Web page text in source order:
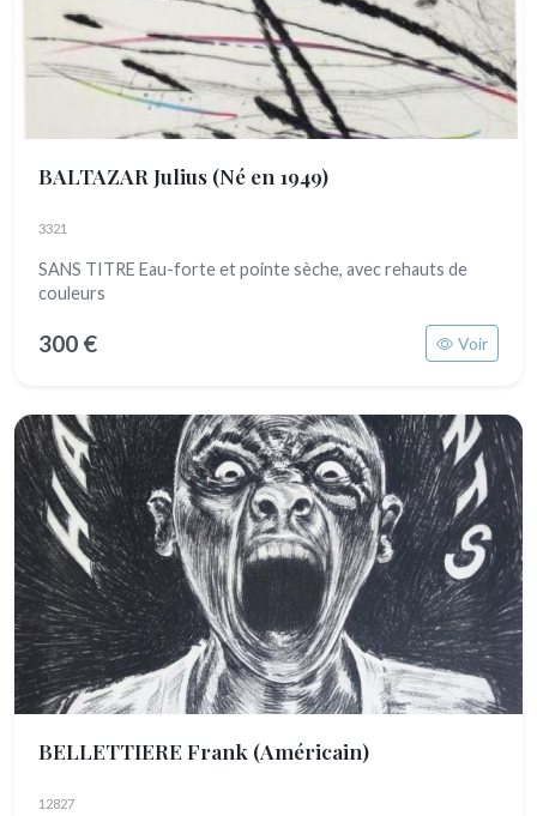
BALTAZAR Julius (Né en 1949)
3321
SANS TITRE Eau-forte et pointe sèche, avec rehauts de
couleurs
300 € Voir
BELLETTIERE Frank (Américain)
12827